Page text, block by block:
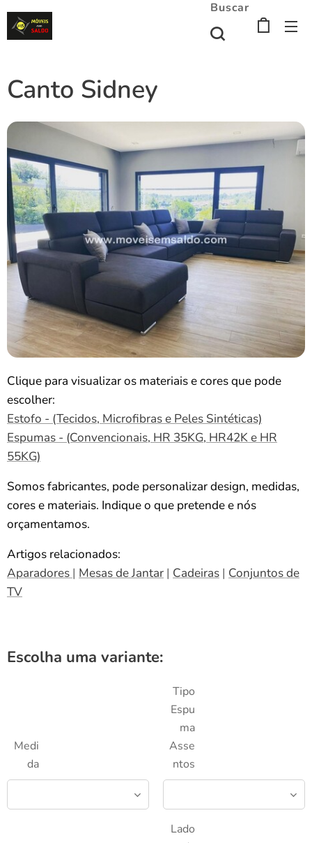
Buscar
Canto Sidney
Clique para visualizar os materiais e cores que pode
escolher:
Estofo - (Tecidos, Microfibras e Peles Sintéticas)
Espumas - (Convencionais, HR 35KG, HR42K e HR
55KG)
Somos fabricantes, pode personalizar design, medidas,
cores e materiais. Indique o que pretende e nós
orçamentamos.
Artigos relacionados:
Aparadores | Mesas de Jantar | Cadeiras | Conjuntos de
TV
Escolha uma variante:
Medi
da
Tipo
Espu
ma
Asse
ntos
Lado